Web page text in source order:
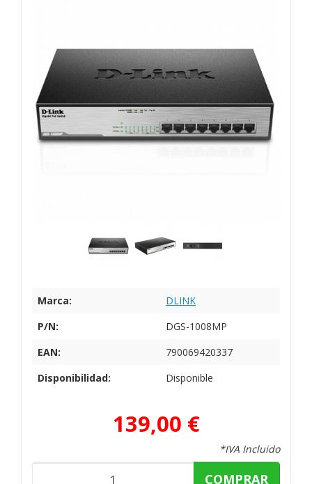
Marca:
DLINK
P/N:
DGS-1008MP
EAN:
790069420337
Disponibilidad:
Disponible
139,00 €
*IVA Incluido
COMPRAR